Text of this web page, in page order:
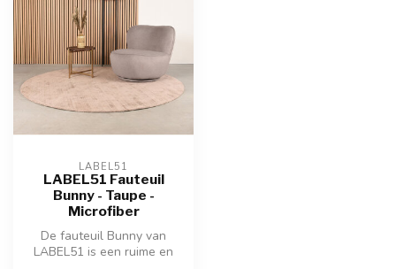
LABEL51
LABEL51 Fauteuil
Bunny - Taupe -
Microfiber
De fauteuil Bunny van
LABEL51 is een ruime en